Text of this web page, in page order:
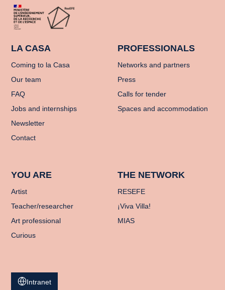
LA CASA
Coming to la Casa
Our team
FAQ
Jobs and internships
Newsletter
Contact
PROFESSIONALS
Networks and partners
Press
Calls for tender
Spaces and accommodation
YOU ARE
Artist
Teacher/researcher
Art professional
Curious
THE NETWORK
RESEFE
¡Viva Villa!
MIAS
Intranet